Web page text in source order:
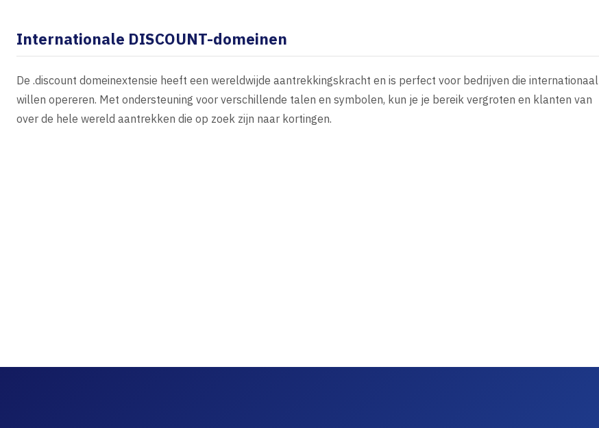
Internationale DISCOUNT-domeinen
De .discount domeinextensie heeft een wereldwijde aantrekkingskracht en is perfect voor bedrijven die internationaal
willen opereren. Met ondersteuning voor verschillende talen en symbolen, kun je je bereik vergroten en klanten van
over de hele wereld aantrekken die op zoek zijn naar kortingen.